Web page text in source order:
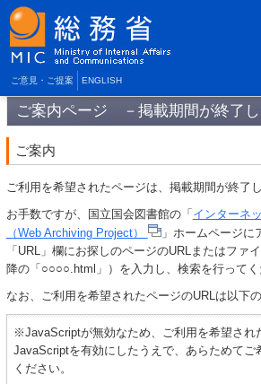
ご意見・ご提案 ENGLISH
ご案内ページ －掲載期間が終了し
ご案内
ご利用を希望されたページは、掲載期間が終了し
お手数ですが、国立国会図書館の「 インターネ
（Web Archiving Project）
」ホームページに
「URL」欄にお探しのページのURLまたはファ
降の「○○○○.html」）を入力し、検索を行ってく
なお、ご利用を希望されたページのURLは以下の
※JavaScriptが無効なため、ご利用を希望され
JavaScriptを有効にしたうえで、あらためてご
ください。